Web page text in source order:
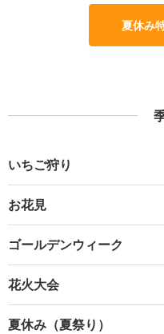
夏休み
いちご狩り
お花見
ゴールデンウィーク
花火大会
夏休み（夏祭り）